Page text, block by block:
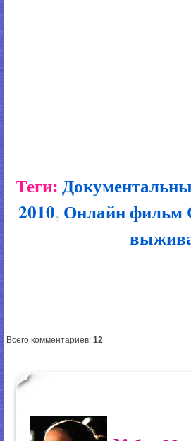
Теги:
2010,Онлайн фильм
Всего комментариев: 12